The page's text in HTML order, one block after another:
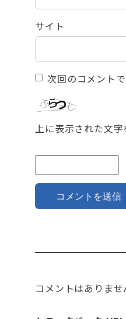
サイト
次回のコメント
上に表示された文字
コメントはありませ